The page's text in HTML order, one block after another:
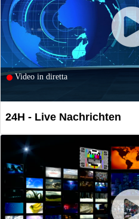
Video in diretta
24H - Live Nachrichten